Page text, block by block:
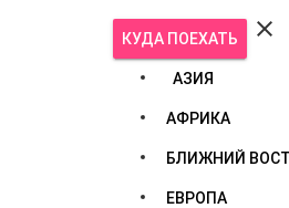
КУДА ПОЕХАТЬ 
АЗИЯ
АФРИКА
БЛИЖНИЙ
ЕВРОПА